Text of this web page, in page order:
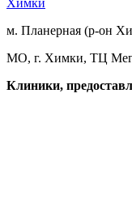
Химки
м. Планерная (р-он
МО, г. Химки, ТЦ
Клиники,